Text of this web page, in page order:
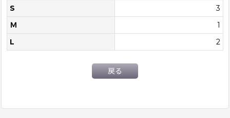
S
3
Ｍ
1
L
2
戻る